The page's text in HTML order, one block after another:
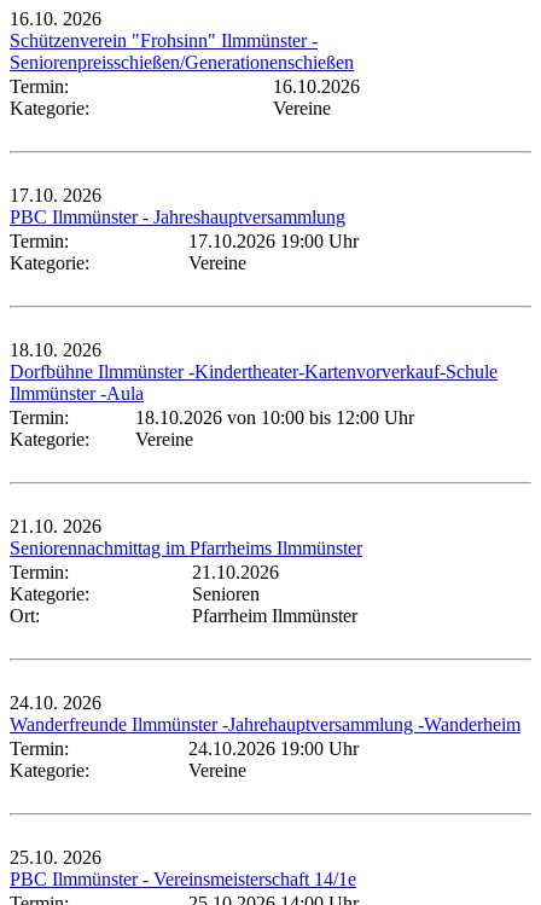
16.10. 2026
Schützenverein "Frohsinn" Ilmmünster -
Seniorenpreisschießen/Generationenschießen
Termin:
16.10.2026
Kategorie:
Vereine
17.10. 2026
PBC Ilmmünster - Jahreshauptversammlung
Termin:
17.10.2026 19:00 Uhr
Kategorie:
Vereine
18.10. 2026
Dorfbühne Ilmmünster -Kindertheater-Kartenvorverkauf-Schule
Ilmmünster -Aula
Termin:
18.10.2026 von 10:00 bis 12:00 Uhr
Kategorie:
Vereine
21.10. 2026
Seniorennachmittag im Pfarrheims Ilmmünster
Termin:
21.10.2026
Kategorie:
Senioren
Ort:
Pfarrheim Ilmmünster
24.10. 2026
Wanderfreunde Ilmmünster -Jahrehauptversammlung -Wanderheim
Termin:
24.10.2026 19:00 Uhr
Kategorie:
Vereine
25.10. 2026
PBC Ilmmünster - Vereinsmeisterschaft 14/1e